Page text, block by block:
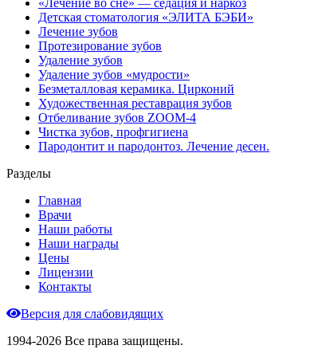
Детская стоматология «ЭЛИТА БЭБИ»
Лечение зубов
Протезирование зубов
Удаление зубов
Удаление зубов «мудрости»
Безметалловая керамика. Цирконий
Художественная реставрация зубов
Отбеливание зубов ZOOM-4
Чистка зубов, профгигиена
Пародонтит и пародонтоз. Лечение десен.
Разделы
Главная
Врачи
Наши работы
Наши награды
Цены
Лицензии
Контакты
Версия для слабовидящих
1994-2026 Все права защищены.